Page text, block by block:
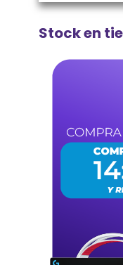
Stock en